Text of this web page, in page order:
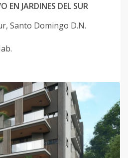
EN JARDINES DEL SUR
, Santo Domingo D.N.